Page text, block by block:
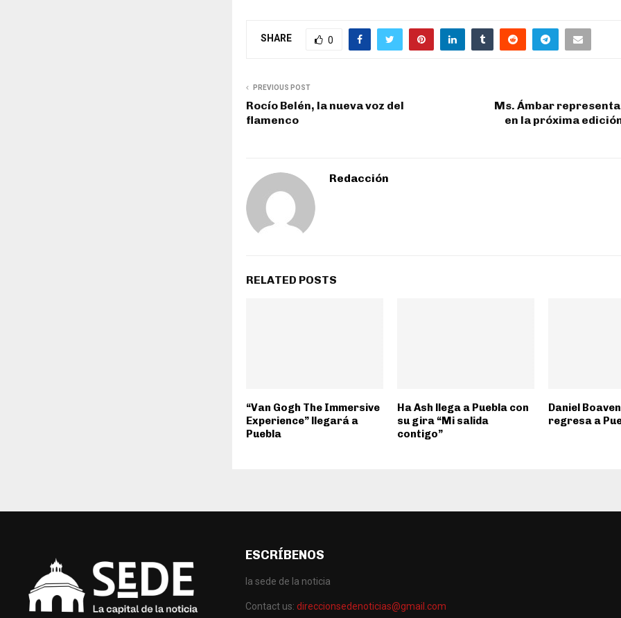
SHARE 0
PREVIOUS POST
Rocío Belén, la nueva voz del
flamenco
Ms. Ámbar
en la próxima
Redacción
RELATED POSTS
“Van Gogh The Immersive
Experience” llegará a
Puebla
Ha Ash llega a Puebla con
su gira “Mi salida
contigo”
Daniel
regresa a
ESCRÍBENOS
la sede de la noticia
Contact us: direccionsedenoticias@gmail.com